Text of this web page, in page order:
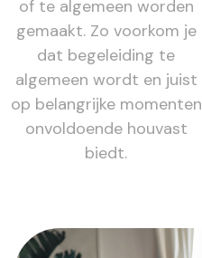
of te algemeen worden
gemaakt. Zo voorkom je
dat begeleiding te
algemeen wordt en juist
op belangrijke momenten
onvoldoende houvast
biedt.